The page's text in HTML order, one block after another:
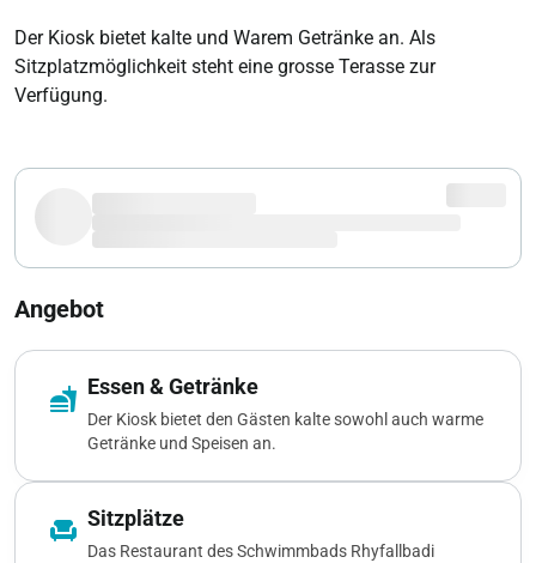
Der Kiosk bietet kalte und Warem Getränke an. Als
Sitzplatzmöglichkeit steht eine grosse Terasse zur
Verfügung.
Angebot
fastfood Essen & Getränke
Der Kiosk bietet den Gästen kalte sowohl auch warme
Getränke und Speisen an.
chair Sitzplätze
Das Restaurant des Schwimmbads Rhyfallbadi